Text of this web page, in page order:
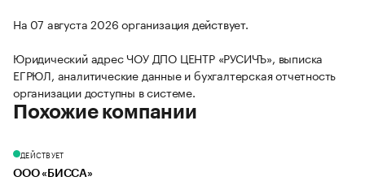
На 07 августа 2026 организация действует.
Юридический адрес ЧОУ ДПО ЦЕНТР «РУСИЧЪ», выписка
ЕГРЮЛ, аналитические данные и бухгалтерская отчетность
организации доступны в системе.
Похожие компании
ДЕЙСТВУЕТ
ООО «БИССА»